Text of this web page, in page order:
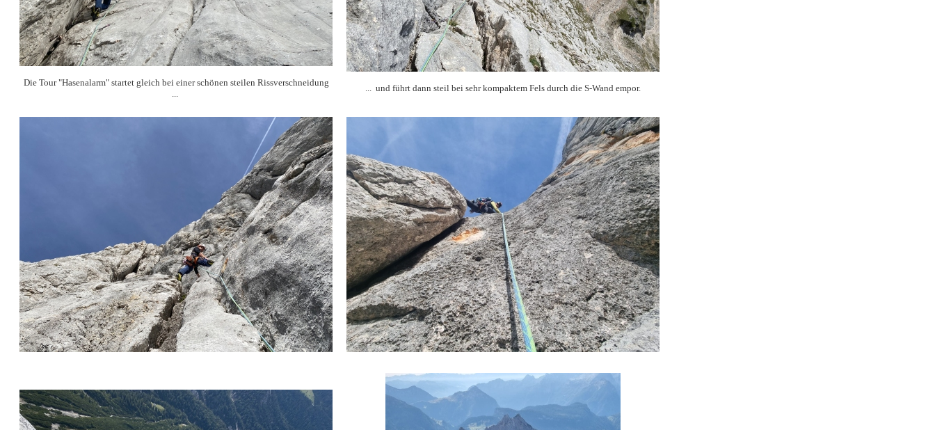
Die Tour "Hasenalarm" startet gleich bei einer schönen steilen Rissverschneidung
...
... und führt dann steil bei sehr kompaktem Fels durch die S-Wand empor.